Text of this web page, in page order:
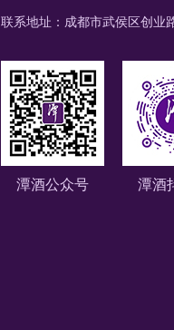
联系地址：成都市武侯区创业
潭酒公众号 潭酒